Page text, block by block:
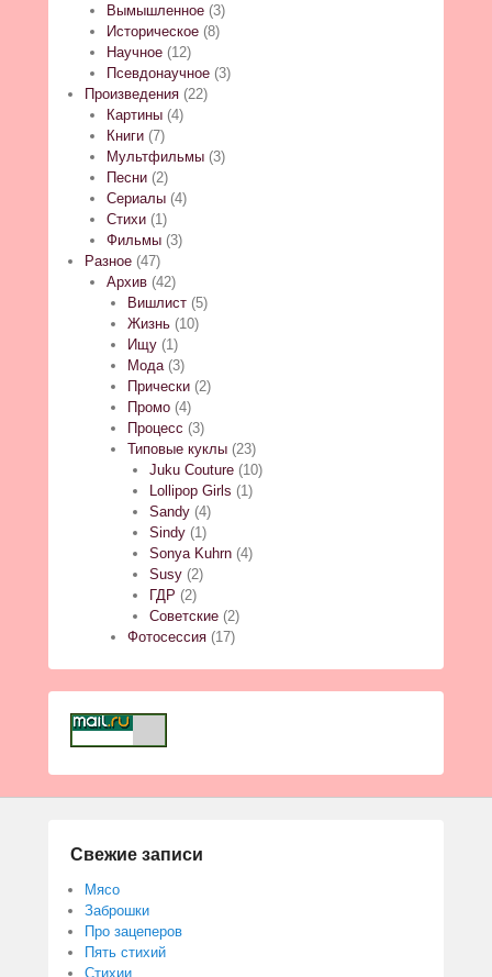
Вымышленное(3)
Историческое(8)
Научное(12)
Псевдонаучное(3)
Произведения (22)
Картины(4)
Книги(7)
Мультфильмы(3)
Песни(2)
Сериалы(4)
Стихи(1)
Фильмы(3)
Разное (47)
Архив(42)
Вишлист (5)
Жизнь (10)
Ищу (1)
Мода(3)
Прически (2)
Промо (4)
Процесс (3)
Типовые куклы (23)
Juku Couture(10)
Lollipop Girls (1)
Sandy(4)
Sindy(1)
Sonya Kuhrn(4)
Susy(2)
ГДР (2)
Советские(2)
Фотосессия (17)
Свежие записи
Мясо
Заброшки
Про зацеперов
Пять стихий
Стихии